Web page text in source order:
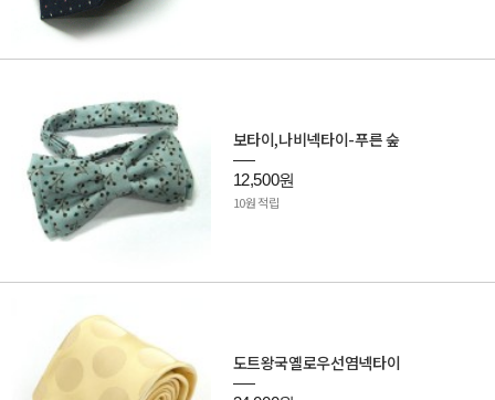
보타이,나비넥타이-푸른 숲
12,500원
10원 적립
도트왕국옐로우선염넥타이